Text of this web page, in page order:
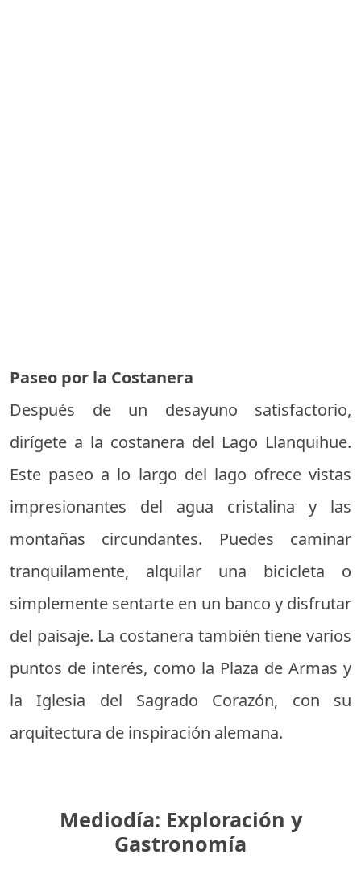
Paseo por la Costanera
Después de un desayuno satisfactorio,
dirígete a la costanera del Lago Llanquihue.
Este paseo a lo largo del lago ofrece vistas
impresionantes del agua cristalina y las
montañas circundantes. Puedes caminar
tranquilamente, alquilar una bicicleta o
simplemente sentarte en un banco y disfrutar
del paisaje. La costanera también tiene varios
puntos de interés, como la Plaza de Armas y
la Iglesia del Sagrado Corazón, con su
arquitectura de inspiración alemana.
Mediodía: Exploración y
Gastronomía